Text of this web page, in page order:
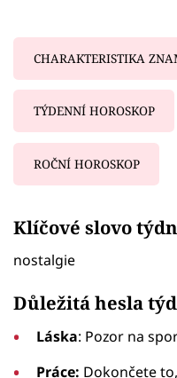
CHARAKTERISTIKA
TÝDENNÍ HOROSKOP
ROČNÍ HOROSKOP
Klíčové slovo
nostalgie
Důležitá hesla
Láska: Pozor na
Práce: Dokončete